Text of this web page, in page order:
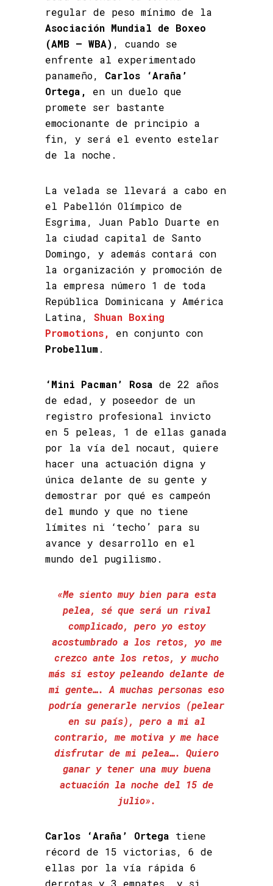
regular de peso mínimo de la
Asociación Mundial de Boxeo
(AMB – WBA) , cuando se
enfrente al experimentado
panameño,
Carlos ‘Araña’
Ortega,
en un duelo que
promete ser bastante
emocionante de principio a
fin, y será el evento estelar
de la noche.
La velada se llevará a cabo en
el Pabellón Olímpico de
Esgrima, Juan Pablo Duarte en
la ciudad capital de Santo
Domingo, y además contará con
la organización y promoción de
la empresa número 1 de toda
República Dominicana y América
Latina,
Shuan Boxing
Promotions,
en conjunto con
Probellum.
‘Mini Pacman’ Rosa de 22 años
de edad, y poseedor de un
registro profesional invicto
en 5 peleas, 1 de ellas ganada
por la vía del nocaut, quiere
hacer una actuación digna y
única delante de su gente y
demostrar por qué es campeón
del mundo y que no tiene
límites ni ‘techo’ para su
avance y desarrollo en el
mundo del pugilismo.
«Me siento muy bien para esta
pelea, sé que será un rival
complicado, pero yo estoy
acostumbrado a los retos, yo me
crezco ante los retos, y mucho
más si estoy peleando delante de
mi gente…. A muchas personas eso
podría generarle nervios (pelear
en su país), pero a mi al
contrario, me motiva y me hace
disfrutar de mi pelea…. Quiero
ganar y tener una muy buena
actuación la noche del 15 de
julio».
Carlos ‘Araña’ Ortega tiene
récord de 15 victorias, 6 de
ellas por la vía rápida 6
derrotas y 3 empates, y si